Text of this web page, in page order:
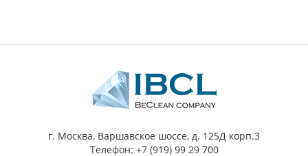
г. Москва, Варшавское шоссе, д. 125Д корп.3
Телефон: +7 (919) 99 29 700